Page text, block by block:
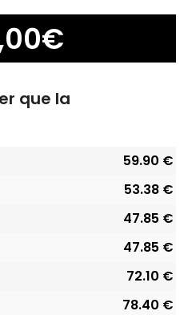
€
que la
59.90 €
53.38 €
47.85 €
47.85 €
72.10 €
78.40 €